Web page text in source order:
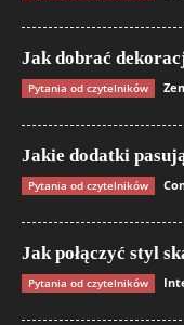
Jak dobrać
Pytania od czytelników
Jakie dodatki
Pytania od czytelników
Jak połączyć styl
Pytania od czytelników